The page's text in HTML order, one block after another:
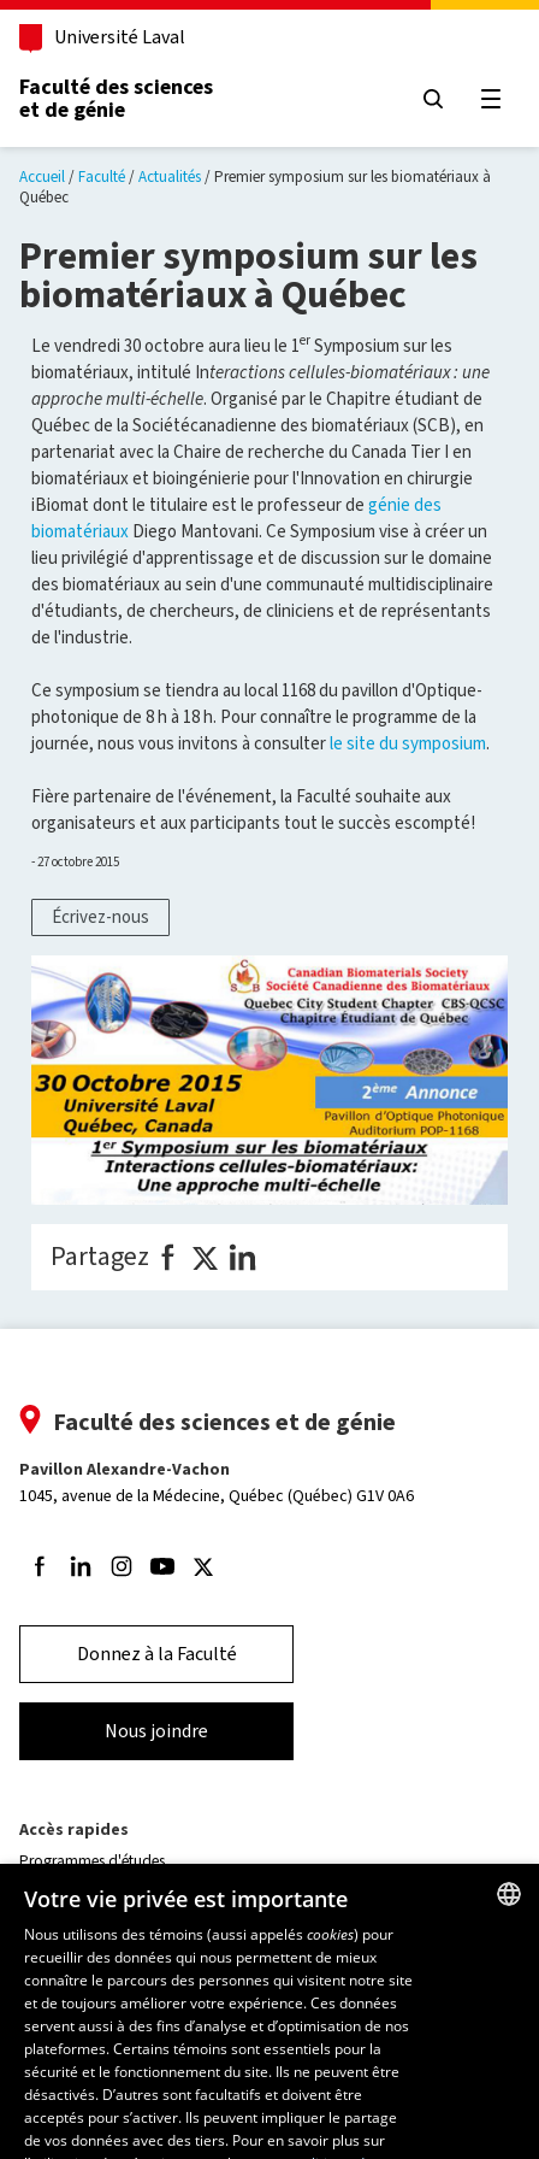
Aller au contenu principal
Université Laval
Faculté des sciences
et de génie
Accueil Faculté Actualités
Premier symposium sur les biomatériaux à
Québec
Premier symposium sur les
biomatériaux à Québec
Le vendredi 30 octobre aura lieu le 1er Symposium sur les
biomatériaux, intitulé Interactions cellules-biomatériaux : une
approche multi-échelle. Organisé par le Chapitre étudiant de
Québec de la Sociétécanadienne des biomatériaux (SCB), en
partenariat avec la Chaire de recherche du Canada Tier I en
biomatériaux et bioingénierie pour l'Innovation en chirurgie
iBiomat dont le titulaire est le professeur de génie des
biomatériaux Diego Mantovani. Ce Symposium vise à créer un
lieu privilégié d'apprentissage et de discussion sur le domaine
des biomatériaux au sein d'une communauté multidisciplinaire
d'étudiants, de chercheurs, de cliniciens et de représentants
de l'industrie.
Ce symposium se tiendra au local 1168 du pavillon d'Optique-
photonique de 8 h à 18 h. Pour connaître le programme de la
journée, nous vous invitons à consulterle site du symposium.
Fière partenaire de l'événement, la Faculté souhaite aux
organisateurs et aux participants tout le succès escompté!
27 octobre 2015
Écrivez-nous
Partagez
Faculté des sciences et de génie
Pavillon Alexandre-Vachon
1045, avenue de la Médecine, Québec (Québec) G1V 0A6
Suivez-nous sur Facebook
Suivez-nous sur LinkedIn
Suivez-nous sur Instagram
Suivez-nous sur Youtube
Suivez-nous sur Twitter
Donnez à la Faculté
Nous joindre
Accès rapides
Programmes d'études
Nos départements et école
Foire aux questions
Ressources
monPortail
MESURES D'URGENCE
Composer le418 656-5555
Votre vie privée est importante
Nous utilisons des témoins (aussi appeléscookies) pour
recueillir des données qui nous permettent de mieux
connaître le parcours des personnes qui visitent notre site
et de toujours améliorer votre expérience. Ces données
servent aussi à des fins d’analyse et d’optimisation de nos
plateformes. Certains témoins sont essentiels pour la
sécurité et le fonctionnement du site. Ils ne peuvent être
désactivés. D’autres sont facultatifs et doivent être
acceptés pour s’activer. Ils peuvent impliquer le partage
de vos données avec des tiers. Pour en savoir plus sur